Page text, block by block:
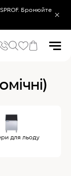
Бронюйте
Вітрини
для льоду